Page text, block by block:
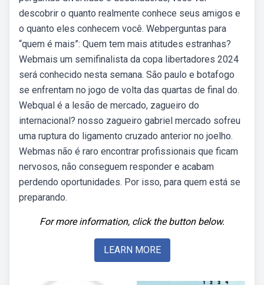
descobrir o quanto realmente conhece seus amigos e
o quanto eles conhecem você. Webperguntas para
“quem é mais”: Quem tem mais atitudes estranhas?
Webmais um semifinalista da copa libertadores 2024
será conhecido nesta semana. São paulo e botafogo
se enfrentam no jogo de volta das quartas de final do.
Webqual é a lesão de mercado, zagueiro do
internacional? nosso zagueiro gabriel mercado sofreu
uma ruptura do ligamento cruzado anterior no joelho.
Webmas não é raro encontrar profissionais que ficam
nervosos, não conseguem responder e acabam
perdendo oportunidades. Por isso, para quem está se
preparando.
For more information, click the button below.
LEARN MORE